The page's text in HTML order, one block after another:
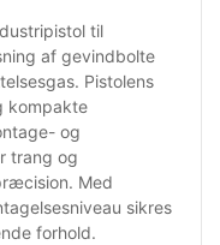
til
af gevindbolte
Pistolens
kompakte
og
trang og
Med
sikres
forhold.